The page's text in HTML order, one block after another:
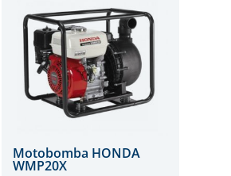
Motobomba HONDA
WMP20X